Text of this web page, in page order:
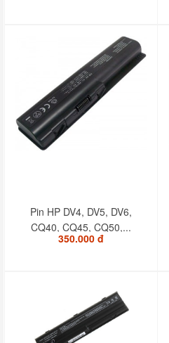
Pin HP DV4, DV5, DV6,
CQ40, CQ45, CQ50,...
350.000 đ